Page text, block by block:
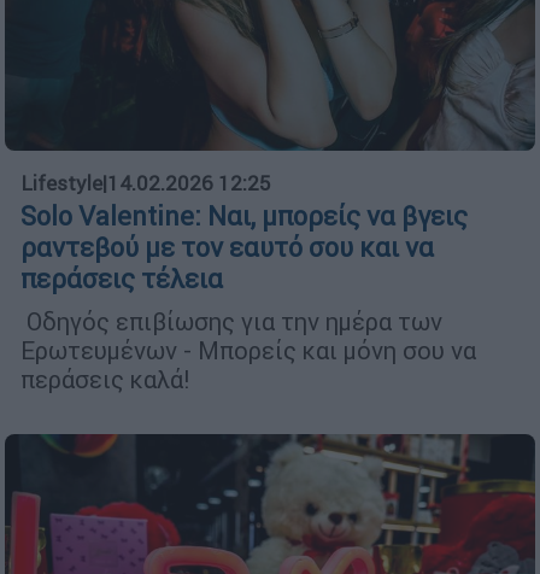
Lifestyle|14.02.2026 12:25
Solo Valentine: Ναι, μπορείς να βγεις
ραντεβού με τον εαυτό σου και να
περάσεις τέλεια
Οδηγός επιβίωσης για την ημέρα των
Ερωτευμένων - Μπορείς και μόνη σου να
περάσεις καλά!